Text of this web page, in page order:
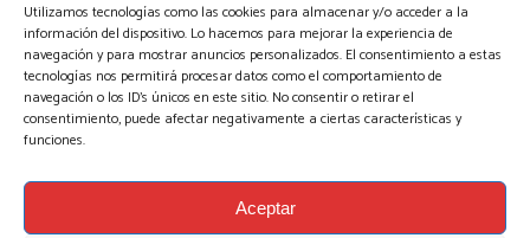
Utilizamos tecnologías como las cookies para almacenar y/o acceder a la
información del dispositivo. Lo hacemos para mejorar la experiencia de
navegación y para mostrar anuncios personalizados. El consentimiento a estas
tecnologías nos permitirá procesar datos como el comportamiento de
navegación o los ID's únicos en este sitio. No consentir o retirar el
consentimiento, puede afectar negativamente a ciertas características y
funciones.
Aceptar
AMADOSLIFE
#AMADOSVIAJE
BODA EN DIRECTO
CÓMO DIGITALIZAR
PRODUCTORA DE VÍDEO EN MADRID
PRODUCTORA STREAMING GUADALAJARA